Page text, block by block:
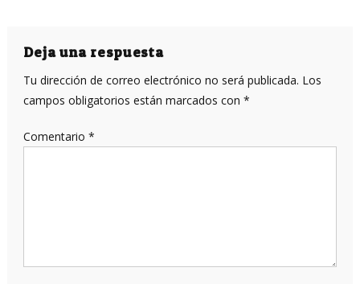
Deja una respuesta
Tu dirección de correo electrónico no será publicada. Los
campos obligatorios están marcados con *
Comentario *